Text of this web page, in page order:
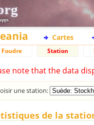
Cartes
Foudre Station
note that the data
une station:
de la